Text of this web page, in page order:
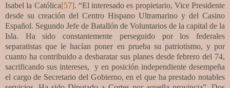
Isabel la Católica[57]. “El interesado es propietario, Vice Presidente
desde su creación del Centro Hispano Ultramarino y del Casino
Español. Segundo Jefe de Batallón de Voluntarios de la capital de la
Isla. Ha sido constantemente perseguido por los federales
separatistas que le hacían poner en prueba su patriotismo, y por
cuanto ha contribuido a desbaratar sus planes desde febrero del 74,
sacrificando sus intereses,
y en posición independiente desempeña
el cargo de Secretario del Gobierno, en el que ha prestado notables